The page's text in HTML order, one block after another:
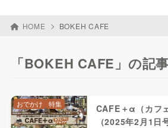
HOME BOKEH CAFE
「BOKEH CAFE」の記
CAFE＋α（カフ
（2025年2月1日
おでかけ 特集